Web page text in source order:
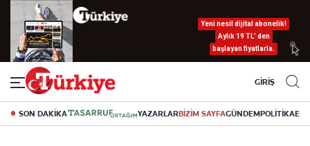
Yeni nesil dijital abonelik!
Aylık 19 TL’ den
başlayan fiyatlarla.
GİRİŞ
SON DAKİKA YAZARLARBİZİM SAYFAGÜNDEMPOLİTİKA